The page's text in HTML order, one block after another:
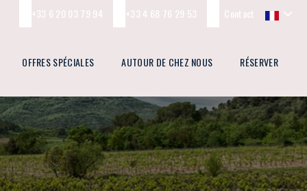
Contact
+33 4 68 76 29 53
+33 6 20 03 79 94
OFFRES SPÉCIALES AUTOUR DE CHEZ NOUS RÉSERVER